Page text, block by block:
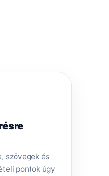
szövegek és
pontok úgy